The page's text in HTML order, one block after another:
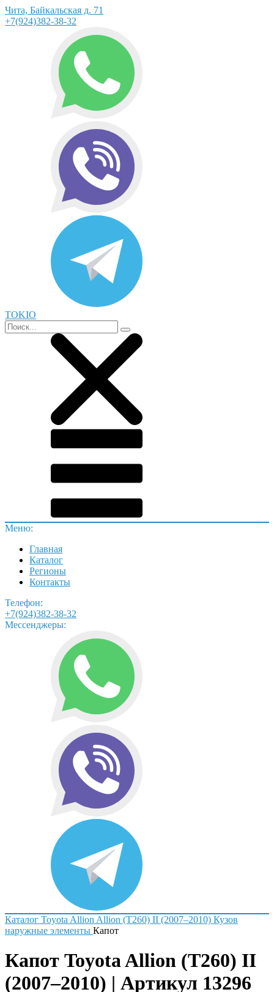
Чита, Байкальская д. 71
+7(924)382-38-32
TOKIO
Меню:
Главная
Каталог
Регионы
Контакты
Телефон:
+7(924)382-38-32
Мессенджеры:
Каталог Toyota Allion Allion (T260) II (2007–2010) Кузов
наружные элементы Капот
Капот Toyota Allion (T260) II
(2007–2010) | Артикул 13296